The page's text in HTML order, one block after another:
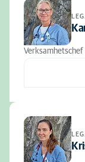
Verksamhetschef